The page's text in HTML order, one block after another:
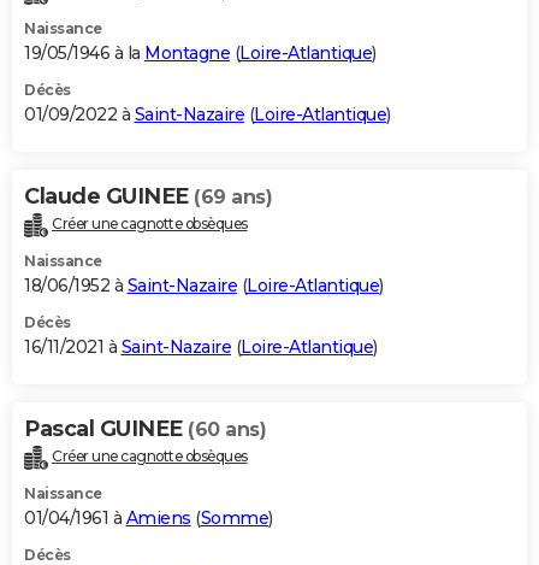
Naissance
19/05/1946 à la Montagne (Loire-Atlantique)
Décès
01/09/2022 à Saint-Nazaire (Loire-Atlantique)
Claude GUINEE (69 ans)
Créer une cagnotte obsèques
Naissance
18/06/1952 à Saint-Nazaire (Loire-Atlantique)
Décès
16/11/2021 à Saint-Nazaire (Loire-Atlantique)
Pascal GUINEE (60 ans)
Créer une cagnotte obsèques
Naissance
01/04/1961 à Amiens (Somme)
Décès